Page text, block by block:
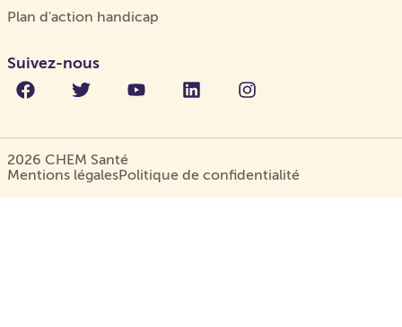
Plan d'action handicap
Suivez-nous
2026 CHEM Santé
Mentions légalesPolitique de confidentialité